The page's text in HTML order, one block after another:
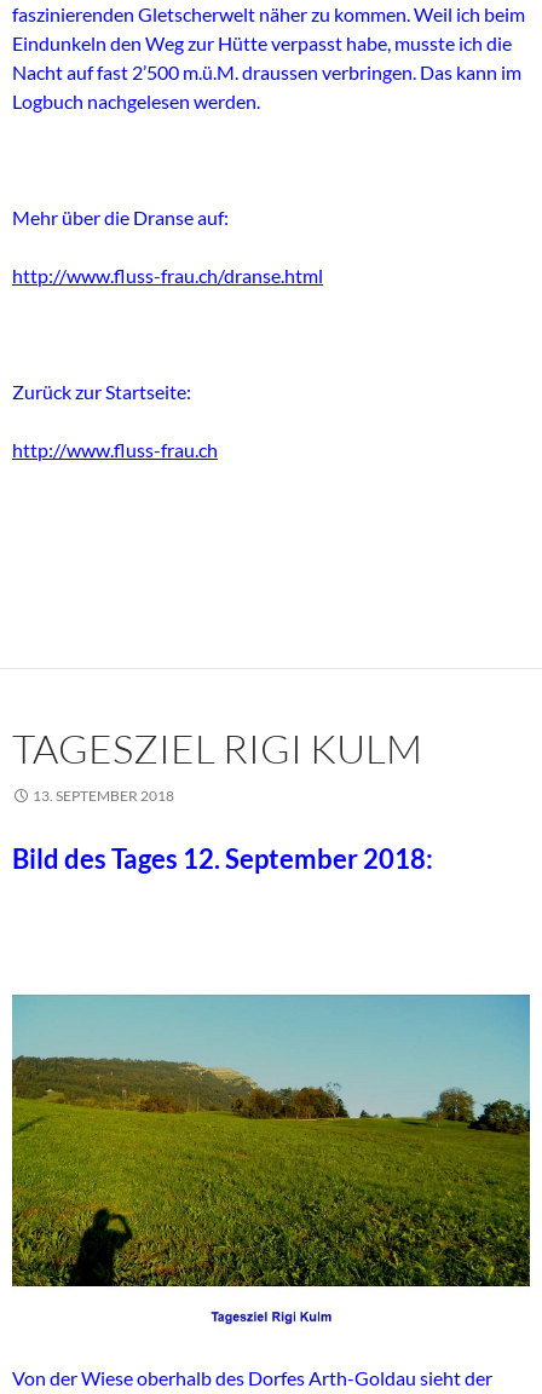
faszinierenden Gletscherwelt näher zu kommen. Weil ich beim
Eindunkeln den Weg zur Hütte verpasst habe, musste ich die
Nacht auf fast 2’500 m.ü.M. draussen verbringen. Das kann im
Logbuch nachgelesen werden.
Mehr über die Dranse auf:
http://www.fluss-frau.ch/dranse.html
Zurück zur Startseite:
http://www.fluss-frau.ch
TAGESZIEL RIGI KULM
13. SEPTEMBER 2018
Bild des Tages 12. September 2018:
Von der Wiese oberhalb des Dorfes Arth-Goldau sieht der